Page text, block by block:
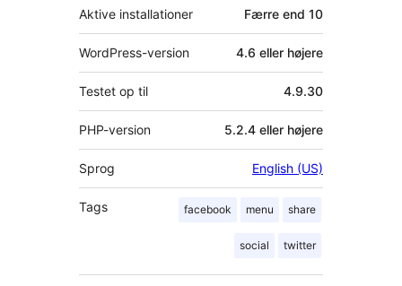
Aktive installationer Færre end 10
WordPress-version 4.6 eller højere
Testet op til 4.9.30
PHP-version 5.2.4 eller højere
Sprog English (US)
Tags facebook menu share
social twitter